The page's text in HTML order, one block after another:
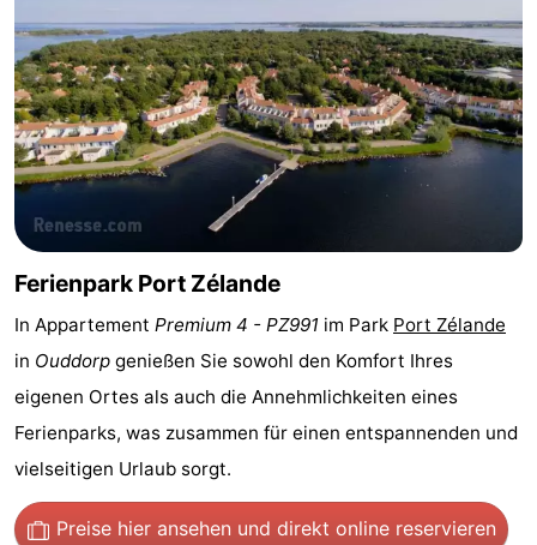
Haamstede
Résidence
't
Hof
-
Schouwen
-
Schouwse
-
Blick
Zeeland
Village
-
Zeeuwse
Kust
-
Zonnedorp
-
’t
Hof
Hotels
Zimmer
Ferienpark Port Zélande
In Appartement Premium 4 - PZ991 im Park Port Zélande
in Ouddorp genießen Sie sowohl den Komfort Ihres
eigenen Ortes als auch die Annehmlichkeiten eines
Ferienparks, was zusammen für einen entspannenden und
vielseitigen Urlaub sorgt.
Preise hier ansehen und direkt online reservieren